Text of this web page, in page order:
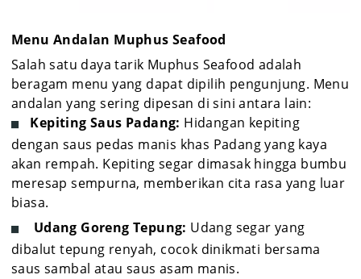
Menu Andalan Muphus Seafood
Salah satu daya tarik Muphus Seafood adalah
beragam menu yang dapat dipilih pengunjung. Menu
andalan yang sering dipesan di sini antara lain:
Kepiting Saus Padang: Hidangan kepiting
dengan saus pedas manis khas Padang yang kaya
akan rempah. Kepiting segar dimasak hingga bumbu
meresap sempurna, memberikan cita rasa yang luar
biasa.
Udang Goreng Tepung: Udang segar yang
dibalut tepung renyah, cocok dinikmati bersama
saus sambal atau saus asam manis.